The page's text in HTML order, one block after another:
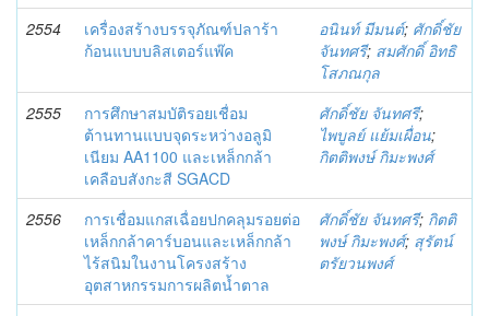
2554
เครื่องสร้างบรรจุภัณฑ์ปลาร้า
ก้อนแบบบลิสเตอร์แพ๊ค
อนินท์ มีมนต์; ศักดิ์ชัย
จันทศรี; สมศักดิ์ อิทธิ
โสภณกุล
2555
การศึกษาสมบัติรอยเชื่อม
ต้านทานแบบจุดระหว่างอลูมิ
เนียม AA1100 และเหล็กกล้า
เคลือบสังกะสี SGACD
ศักดิ์ชัย จันทศรี;
ไพบูลย์ แย้มเผื่อน;
กิตติพงษ์ กิมะพงศ์
2556
การเชื่อมแกสเฉื่อยปกคลุมรอยต่อ
เหล็กกล้าคาร์บอนและเหล็กกล้า
ไร้สนิมในงานโครงสร้าง
อุตสาหกรรมการผลิตน้ำตาล
ศักดิ์ชัย จันทศรี; กิตติ
พงษ์ กิมะพงศ์; สุรัตน์
ตรัยวนพงศ์